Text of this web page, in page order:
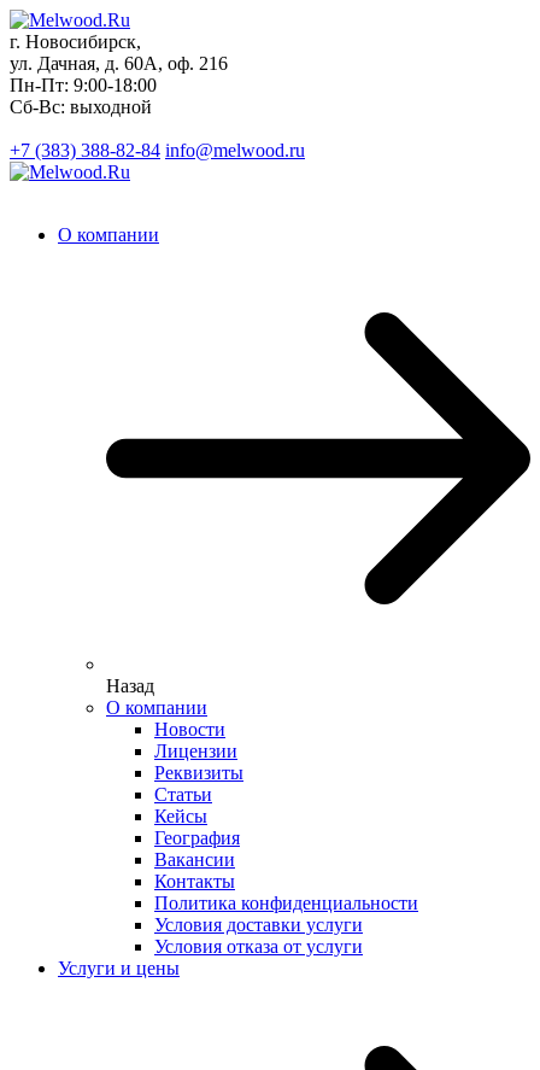
г. Новосибирск,
ул. Дачная, д. 60А, оф. 216
Пн-Пт: 9:00-18:00
Сб-Вс: выходной
+7 (383) 388-82-84 info@melwood.ru
О компании
Назад
О компании
Новости
Лицензии
Реквизиты
Статьи
Кейсы
География
Вакансии
Контакты
Политика конфиденциальности
Условия доставки услуги
Условия отказа от услуги
Услуги и цены